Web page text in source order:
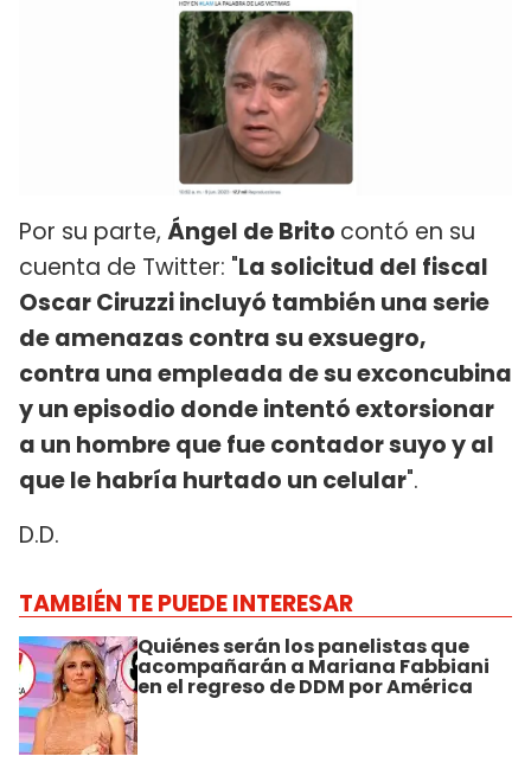
Por su parte, Ángel de Brito contó en su
cuenta de Twitter: "La solicitud del fiscal
Oscar Ciruzzi incluyó también una serie
de amenazas contra su exsuegro,
contra una empleada de su exconcubina
y un episodio donde intentó extorsionar
a un hombre que fue contador suyo y al
que le habría hurtado un celular".
D.D.
TAMBIÉN TE PUEDE INTERESAR
Quiénes serán los panelistas que
acompañarán a Mariana Fabbiani
en el regreso de DDM por América